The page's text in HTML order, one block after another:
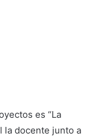
es “La
la docente junto a